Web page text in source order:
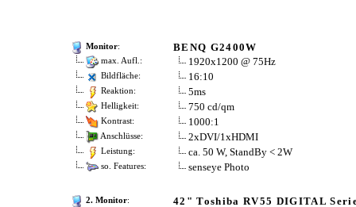
Monitor: BENQ G2400W
max. Aufl.: 1920x1200 @ 75Hz
Bildfläche: 16:10
Reaktion: 5ms
Helligkeit: 750 cd/qm
Kontrast: 1000:1
Anschlüsse: 2xDVI/1xHDMI
Leistung: ca. 50 W, StandBy < 2W
so. Features: senseye Photo
2. Monitor: 42" Toshiba RV55 DIGITAL